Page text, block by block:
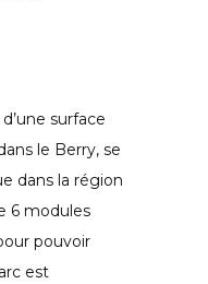
surface
le Berry, se
dans la région
6 modules
pouvoir
est